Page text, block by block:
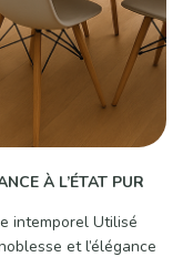
À L’ÉTAT PUR
intemporel Utilisé
et l’élégance